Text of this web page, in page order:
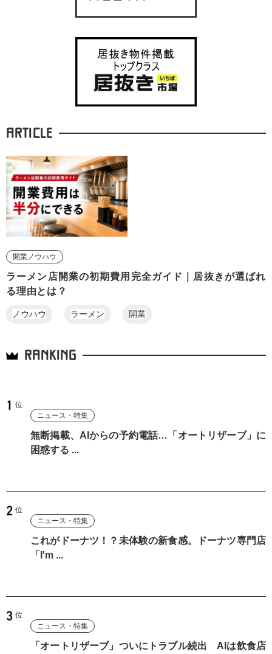
ARTICLE
開業ノウハウ
ラーメン店開業の初期費用完全ガイド｜居抜きが選ばれ
る理由とは？
ノウハウ ラーメン 開業
RANKING
ニュース・特集
無断掲載、AIからの予約電話…「オートリザーブ」に
困惑する ...
ニュース・特集
これがドーナツ！？未体験の新食感。ドーナツ専門店
「I'm ...
ニュース・特集
「オートリザーブ」ついにトラブル続出 AIは飲食店